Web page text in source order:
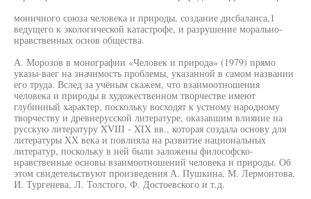
моничного союза человека и природы, создание дисбаланса,1
ведущего к экологической катастрофе, и разрушение морально-
нравственных основ общества.
А. Морозов в монографии «Человек и природа» (1979) прямо
указы-ваег на значимость проблемы, указанной в самом названии
его труда. Вслед за учёным скажем, что взаимоотношения
человека и природы в художественном творчестве имеют
глубинный характер, поскольку восходят к устному народному
творчеству и древнерусской литературе, оказавшим влияние на
русскую литературу XVIII - XIX вв., которая создала основу для
литературы XX века и повлияла на развитие национальных
литератур, поскольку в ней были заложены философско-
нравственные основы взаимоотношений человека и природы. Об
этом свидетельствуют произведения А. Пушкина, М. Лермонтова,
И. Тургенева, Л. Толстого, Ф. Достоевского и т.д.